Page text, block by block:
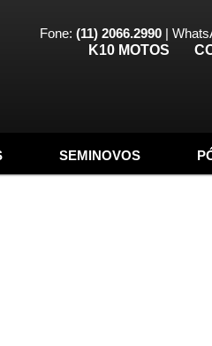
Fone: (11) 2066.2990 |
K10 MOTOS
SEMINOVOS